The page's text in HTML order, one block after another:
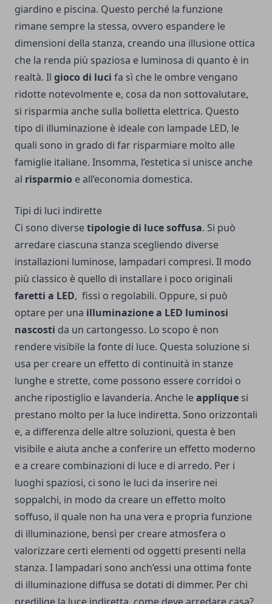
giardino e piscina. Questo perché la funzione
rimane sempre la stessa, ovvero espandere le
dimensioni della stanza, creando una illusione ottica
che la renda più spaziosa e luminosa di quanto è in
realtà. Il gioco di luci fa sì che le ombre vengano
ridotte notevolmente e, cosa da non sottovalutare,
si risparmia anche sulla bolletta elettrica. Questo
tipo di illuminazione è ideale con lampade LED, le
quali sono in grado di far risparmiare molto alle
famiglie italiane. Insomma, l’estetica si unisce anche
al risparmio e all’economia domestica.
Tipi di luci indirette
Ci sono diversetipologie di luce soffusa. Si può
arredare ciascuna stanza scegliendo diverse
installazioni luminose, lampadari compresi. Il modo
più classico è quello di installare i poco originali
faretti a LED, fissi o regolabili. Oppure, si può
optare per una illuminazione a LED luminosi
nascosti da un cartongesso. Lo scopo è non
rendere visibile la fonte di luce. Questa soluzione si
usa per creare un effetto di continuità in stanze
lunghe e strette, come possono essere corridoi o
anche ripostiglio e lavanderia. Anche leapplique si
prestano molto per la luce indiretta. Sono orizzontali
e, a differenza delle altre soluzioni, questa è ben
visibile e aiuta anche a conferire un effetto moderno
e a creare combinazioni di luce e di arredo. Per i
luoghi spaziosi, ci sono le luci da inserire nei
soppalchi, in modo da creare un effetto molto
soffuso, il quale non ha una vera e propria funzione
di illuminazione, bensì per creare atmosfera o
valorizzare certi elementi od oggetti presenti nella
stanza. I lampadari sono anch’essi una ottima fonte
di illuminazione diffusa se dotati di dimmer. Per chi